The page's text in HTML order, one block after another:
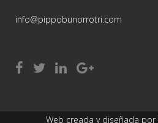
info@pippobunorrotri.com
Web creada y diseñada por